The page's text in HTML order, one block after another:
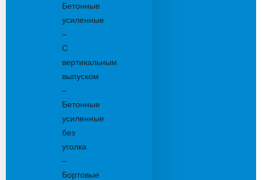
Бетонные
усиленные
–
С
вертикальным
выпуском
–
Бетонные
усиленные
без
уголка
–
Бортовые